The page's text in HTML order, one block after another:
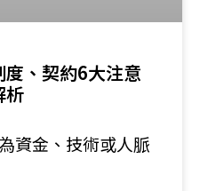
、契約6大注意
析
資金、技術或人脈